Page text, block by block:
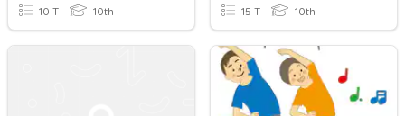
10 T 10th 15 T 10th